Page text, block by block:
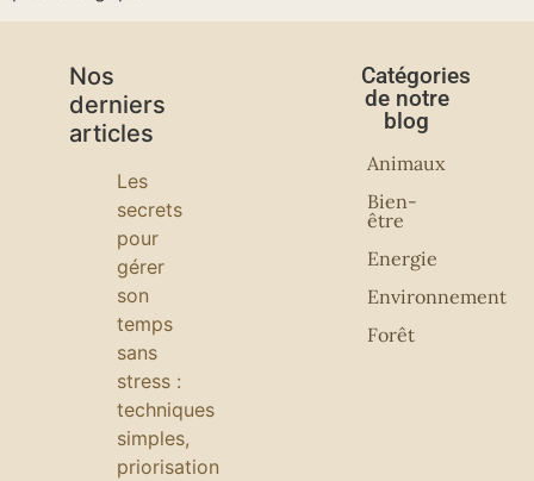
Nos
derniers
articles
Les
secrets
pour
gérer
son
temps
sans
stress :
techniques
simples,
priorisation
Catégories
de notre
blog
Animaux
Bien-
être
Energie
Environnement
Forêt